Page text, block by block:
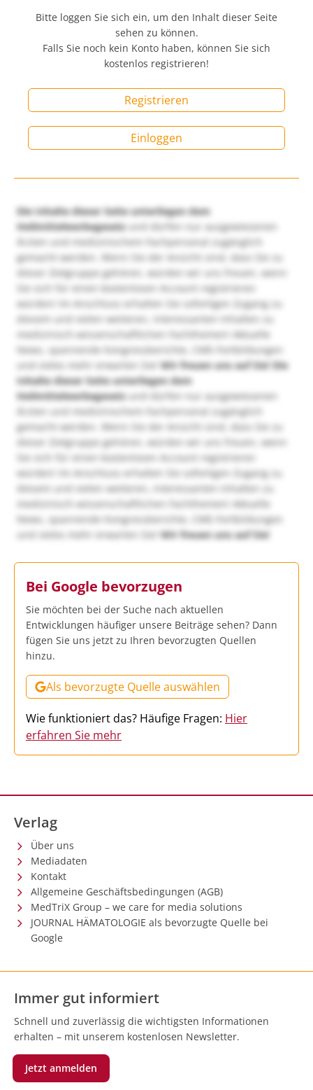
Bitte loggen Sie sich ein, um den Inhalt dieser Seite
sehen zu können.
Falls Sie noch kein Konto haben, können Sie sich
kostenlos registrieren!
Registrieren
Einloggen
Die Inhalte dieser Seite unterliegen dem
Heilmittelwerbegesetzund dürfen nur ausgewiesenen
Ärzten und medizinischem Fachpersonal zugänglich
gemacht werden. Wenn Sie der Ansicht sind, dass Sie zu
dieser Zielgruppe gehören, würden wir uns freuen, wenn
Sie sich für einen kostenlosen Account registrieren
würden! Im Anschluss erhalten Sie sofortigen Zugang zu
diesem und vielen weiteren, interessanten Inhalten zu
medizinisch-wissenschaftlichen Fachthemen! Aktuelle
News, spannende Kongressberichte, CME-Fortbildungen
und vieles mehr erwarten Sie!Wir freuen uns auf Sie! Die
Inhalte dieser Seite unterliegen dem
Heilmittelwerbegesetzund dürfen nur ausgewiesenen
Ärzten und medizinischem Fachpersonal zugänglich
gemacht werden. Wenn Sie der Ansicht sind, dass Sie zu
dieser Zielgruppe gehören, würden wir uns freuen, wenn
Sie sich für einen kostenlosen Account registrieren
würden! Im Anschluss erhalten Sie sofortigen Zugang zu
diesem und vielen weiteren, interessanten Inhalten zu
medizinisch-wissenschaftlichen Fachthemen! Aktuelle
News, spannende Kongressberichte, CME-Fortbildungen
und vieles mehr erwarten Sie!Wir freuen uns auf Sie!
Bei Google bevorzugen
Sie möchten bei der Suche nach aktuellen
Entwicklungen häufiger unsere Beiträge sehen? Dann
fügen Sie uns jetzt zu Ihren bevorzugten Quellen
hinzu.
Als bevorzugte Quelle auswählen
Wie funktioniert das? Häufige Fragen: Hier
erfahren Sie mehr
Verlag
Über uns
Mediadaten
Kontakt
Allgemeine Geschäftsbedingungen (AGB)
MedTriX Group – we care for media solutions
JOURNAL HÄMATOLOGIE als bevorzugte Quelle bei
Google
Immer gut informiert
Schnell und zuverlässig die wichtigsten Informationen
erhalten – mit unserem kostenlosen Newsletter.
Jetzt anmelden